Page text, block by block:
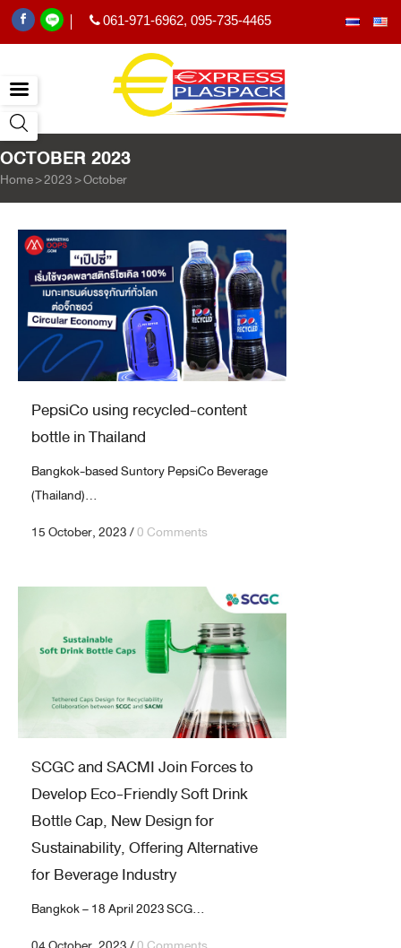
061-971-6962, 095-735-4465
OCTOBER 2023
Home>2023>October
PepsiCo using recycled-content
bottle in Thailand
Bangkok-based Suntory PepsiCo Beverage
(Thailand)...
15 October, 2023/0 Comments
SCGC and SACMI Join Forces to
Develop Eco-Friendly Soft Drink
Bottle Cap, New Design for
Sustainability, Offering Alternative
for Beverage Industry
Bangkok – 18 April 2023 SCG...